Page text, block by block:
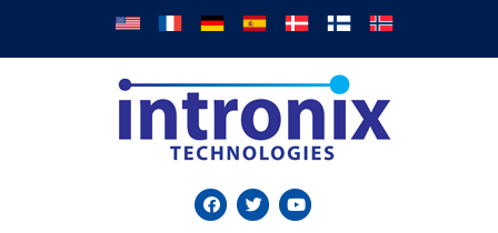
Facebook
TwitterYoutube